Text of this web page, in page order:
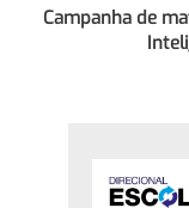
Campanha de